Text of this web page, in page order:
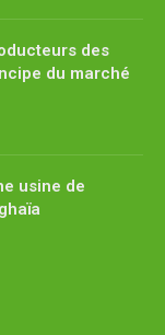
des
du marché
usine de